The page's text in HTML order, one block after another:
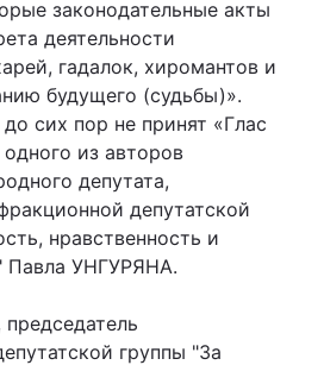
законодательные акты
деятельности
гадалок, хиромантов и
будущего (судьбы)».
сих пор не принят «Глас
из авторов
депутата,
депутатской
нравственность и
Павла УНГУРЯНА.
группы "За